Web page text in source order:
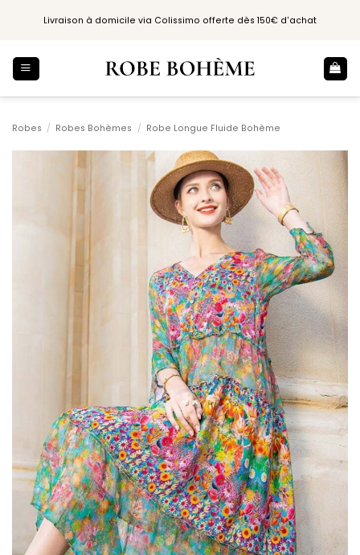
Livraison à domicile via Colissimo offerte dès 150€ d'achat
Robes / Robes Bohèmes / Robe Longue Fluide Bohème